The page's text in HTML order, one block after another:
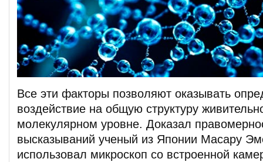
Все эти факторы позволяют оказывать
воздействие на общую структуру
молекулярном уровне. Доказал
высказываний ученый из Японии Масару
использовал микроскоп со встроенной